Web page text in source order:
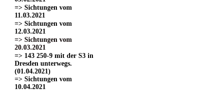
=> Sichtungen vom
11.03.2021
=> Sichtungen vom
12.03.2021
=> Sichtungen vom
20.03.2021
=> 143 250-9 mit der S3 in
Dresden unterwegs.
(01.04.2021)
=> Sichtungen vom
10.04.2021